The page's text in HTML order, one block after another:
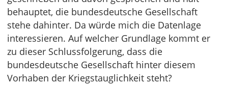
behauptet, die bundesdeutsche Gesellschaft
stehe dahinter. Da würde mich die Datenlage
interessieren. Auf welcher Grundlage kommt er
zu dieser Schlussfolgerung, dass die
bundesdeutsche Gesellschaft hinter diesem
Vorhaben der Kriegstauglichkeit steht?